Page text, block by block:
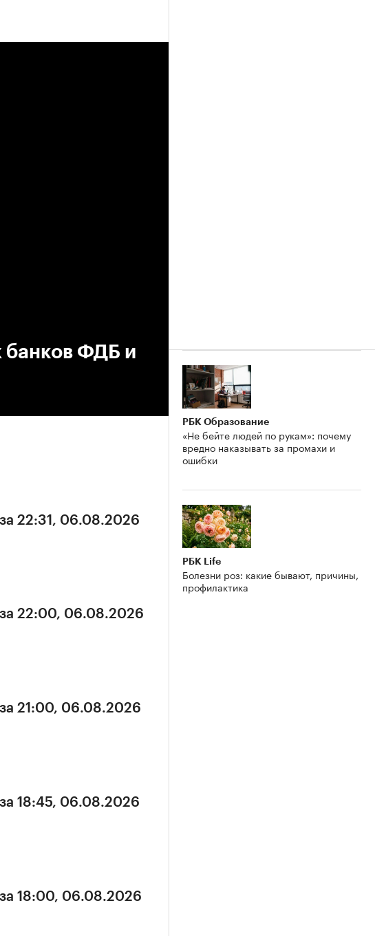
банков ФДБ и
22:31, 06.08.2026
за 22:00, 06.08.2026
21:00, 06.08.2026
18:45, 06.08.2026
18:00, 06.08.2026
РБК Образование
«Не бейте людей по рукам»: почему
вредно наказывать за промахи и
ошибки
РБК Life
Болезни роз: какие бывают, причины,
профилактика